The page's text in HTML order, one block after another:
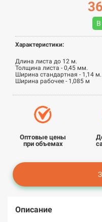
Характеристики:
Длина листа до 12 м.
Толщина листа - 0,45 мм.
Ширина стандартная - 1,14 м.
Ширина рабочее - 1,085 м
Оптовые цены
при объемах
Описание